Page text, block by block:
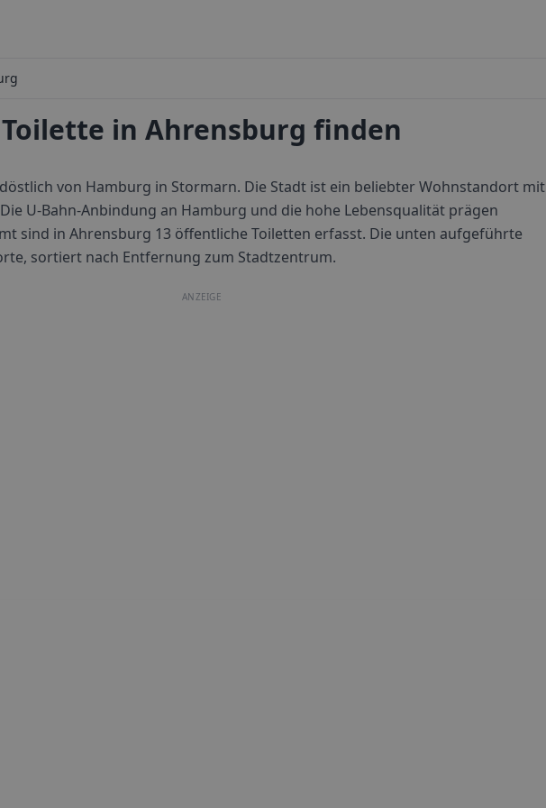
Toilette in Ahrensburg finden
von Hamburg in Stormarn. Die Stadt ist ein beliebter Wohnstandort mit
U-Bahn-Anbindung an Hamburg und die hohe Lebensqualität prägen
sind in Ahrensburg 13 öffentliche Toiletten erfasst. Die unten aufgeführte
sortiert nach Entfernung zum Stadtzentrum.
ANZEIGE